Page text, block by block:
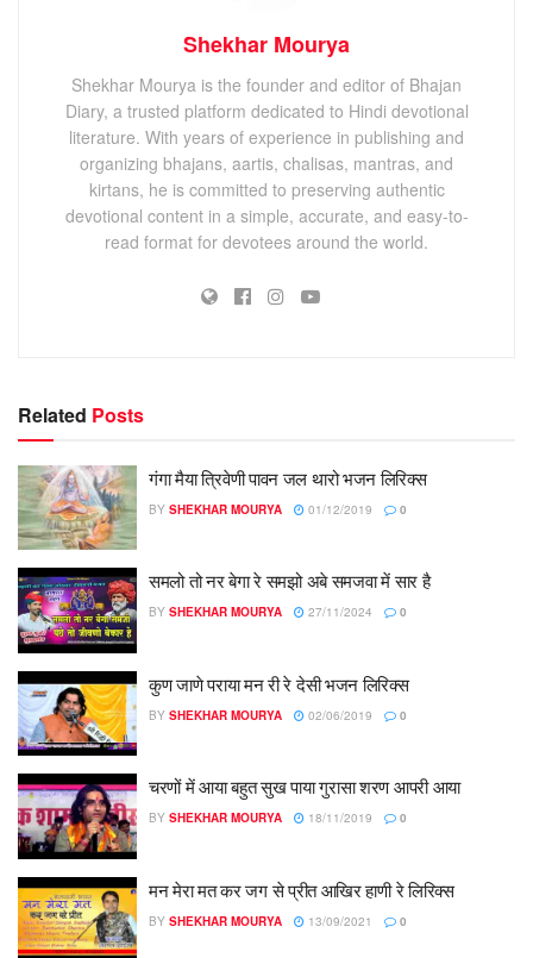
Shekhar Mourya
Shekhar Mourya is the founder and editor of Bhajan
Diary, a trusted platform dedicated to Hindi devotional
literature. With years of experience in publishing and
organizing bhajans, aartis, chalisas, mantras, and
kirtans, he is committed to preserving authentic
devotional content in a simple, accurate, and easy-to-
read format for devotees around the world.
Related Posts
गंगा मैया त्रिवेणी पावन जल थारो भजन लिरिक्स
BY SHEKHAR MOURYA 01/12/2019 0
समलो तो नर बेगा रे समझो अबे समजवा में सार है
BY SHEKHAR MOURYA 27/11/2024 0
कुण जाणे पराया मन री रे देसी भजन लिरिक्स
BY SHEKHAR MOURYA 02/06/2019 0
चरणों में आया बहुत सुख पाया गुरासा शरण आपरी आया
BY SHEKHAR MOURYA 18/11/2019 0
मन मेरा मत कर जग से प्रीत आखिर हाणी रे लिरिक्स
BY SHEKHAR MOURYA 13/09/2021 0